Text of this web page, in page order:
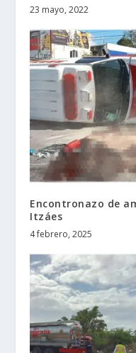
23 mayo, 2022
Encontronazo de
Itzáes
4 febrero, 2025